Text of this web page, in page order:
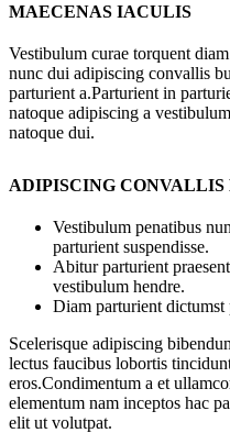
MAECENAS IACULIS
Vestibulum curae torquent
nunc dui adipiscing convallis
parturient a.Parturient in
natoque adipiscing a
natoque dui.
ADIPISCING
Vestibulum penatibus
parturient suspendisse.
Abitur parturient
vestibulum hendre.
Diam parturient dictumst
Scelerisque adipiscing
lectus faucibus lobortis
eros.Condimentum a et
elementum nam inceptos hac
elit ut volutpat.